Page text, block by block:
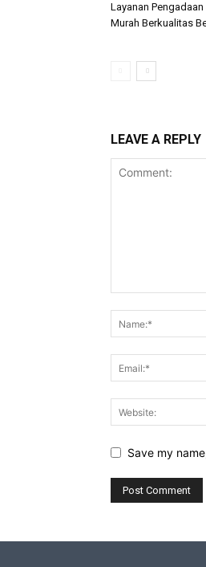
Layanan
Murah Berkualitas
LEAVE A REPLY
Save my